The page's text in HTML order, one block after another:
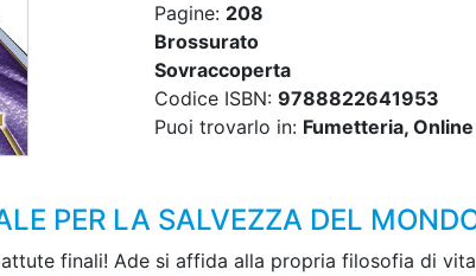
Pagine: 208
Brossurato
Sovraccoperta
Codice ISBN: 9788822641953
Puoi trovarlo in: Fumetteria,
PER LA SALVEZZA DEL
finali! Ade si affida alla propria filosofia di